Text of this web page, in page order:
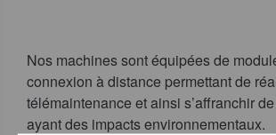
Nos machines sont équipées de
connexion à distance permettant de
télémaintenance et ainsi s’affranchir
ayant des impacts environnementaux.